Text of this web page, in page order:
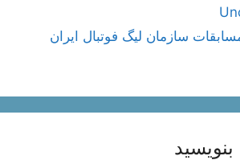
سازمان لیگ فوتبال ایران
بنویسید